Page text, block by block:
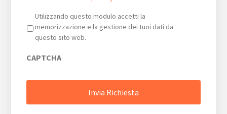
Privacy *
Utilizzando questo modulo accetti la
memorizzazione e la gestione dei tuoi dati da
questo sito web.
CAPTCHA